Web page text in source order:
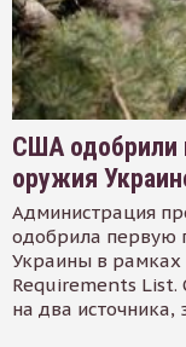
США одобрили
оружия
Администрация
одобрила первую
Украины в
Requirements List.
на два источника,